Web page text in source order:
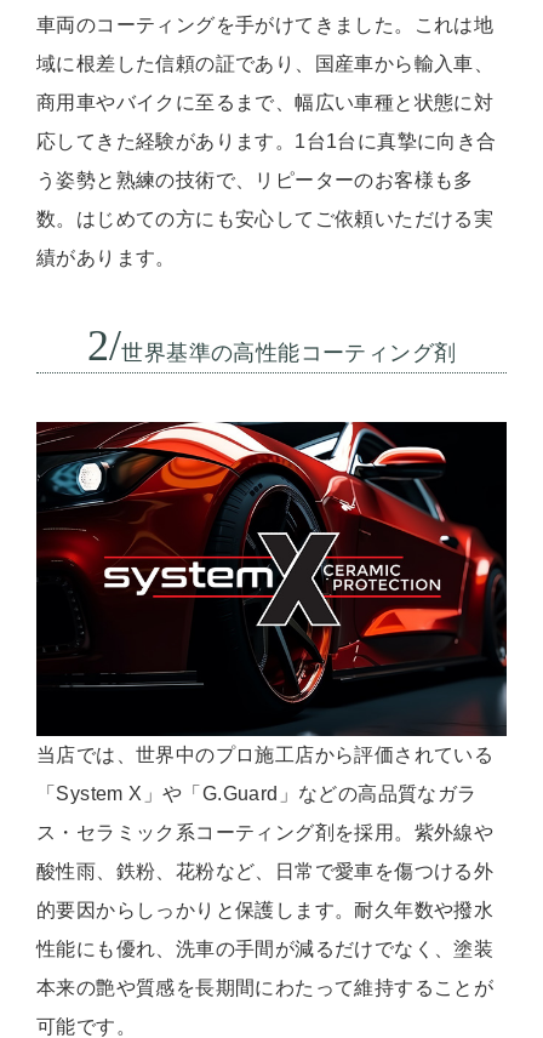
車両のコーティングを手がけてきました。これは地
域に根差した信頼の証であり、国産車から輸入車、
商用車やバイクに至るまで、幅広い車種と状態に対
応してきた経験があります。1台1台に真摯に向き合
う姿勢と熟練の技術で、リピーターのお客様も多
数。はじめての方にも安心してご依頼いただける実
績があります。
2/世界基準の高性能コーティング剤
当店では、世界中のプロ施工店から評価されている
「System X」や「G.Guard」などの高品質なガラ
ス・セラミック系コーティング剤を採用。紫外線や
酸性雨、鉄粉、花粉など、日常で愛車を傷つける外
的要因からしっかりと保護します。耐久年数や撥水
性能にも優れ、洗車の手間が減るだけでなく、塗装
本来の艶や質感を長期間にわたって維持することが
可能です。